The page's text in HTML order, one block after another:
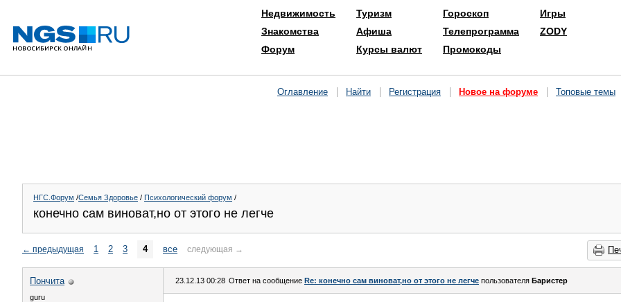
Недвижимость
Знакомства
Форум
Туризм
Афиша
Курсы валют
Гороскоп
Телепрограмма
Промокоды
Игры
ZODY
Оглавление Найти Регистрация Новое на форуме Топовые темы
НГС.Форум /Семья Здоровье / Психологический форум /
конечно сам виноват,но от этого не легче
← предыдущая 1 2 3 4 все следующая →
Пончита
guru
23.12.13 00:28 Ответ на сообщение Re: конечно сам виноват,но от этого не легче пользователя Баристер